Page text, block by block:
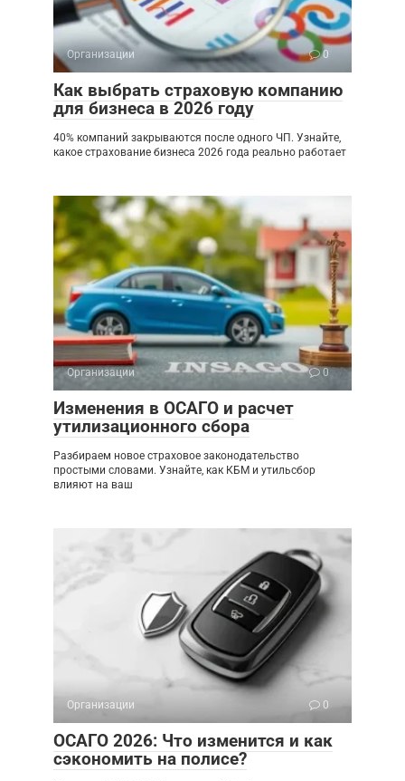
Организации 0
Как выбрать страховую компанию
для бизнеса в 2026 году
40% компаний закрываются после одного ЧП. Узнайте,
какое страхование бизнеса 2026 года реально работает
Организации 0
Изменения в ОСАГО и расчет
утилизационного сбора
Разбираем новое страховое законодательство
простыми словами. Узнайте, как КБМ и утильсбор
влияют на ваш
Организации 0
ОСАГО 2026: Что изменится и как
сэкономить на полисе?